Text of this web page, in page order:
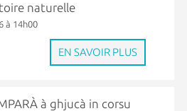
naturelle
à 14h00
EN SAVOIR PLUS
à ghjucà in corsu